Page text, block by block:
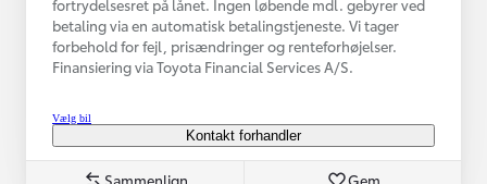
betaling via en automatisk betalingstjeneste. Vi tager
forbehold for fejl, prisændringer og renteforhøjelser.
Finansiering via Toyota Financial Services A/S.
Vælg bil
Kontakt forhandler
Sammenlign Gem